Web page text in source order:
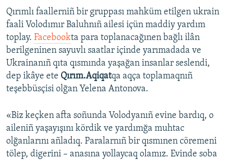
RFE/RS bütün saytları
Qırımlı faallerniñ bir gruppası mahküm etilgen ukrain
faali Volodımır Baluhnıñ ailesi içün maddiy yardım
toplay. Facebookta para toplanacağınen bağlı ilân
berilgeninen sayuvlı saatlar içinde yarımadada ve
Ukrainanıñ qıta qısmında yaşağan insanlar seslendi,
dep ikâye ete Qırım.Aqiqatqa aqça toplamaqnıñ
teşebbüsçisi olğan Yelena Antonova.
«Biz keçken afta soñunda Volodyanıñ evine bardıq, o
aileniñ yaşayışını kördik ve yardımğa muhtac
olğanlarını añladıq. Paralarnıñ bir qısmınen cöremeni
tölep, digerini – anasına yollaycaq olamız. Evinde soba